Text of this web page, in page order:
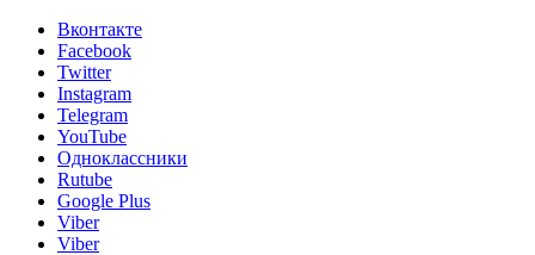
Вконтакте
Facebook
Twitter
Instagram
Telegram
YouTube
Одноклассники
Rutube
Google Plus
Viber
Viber